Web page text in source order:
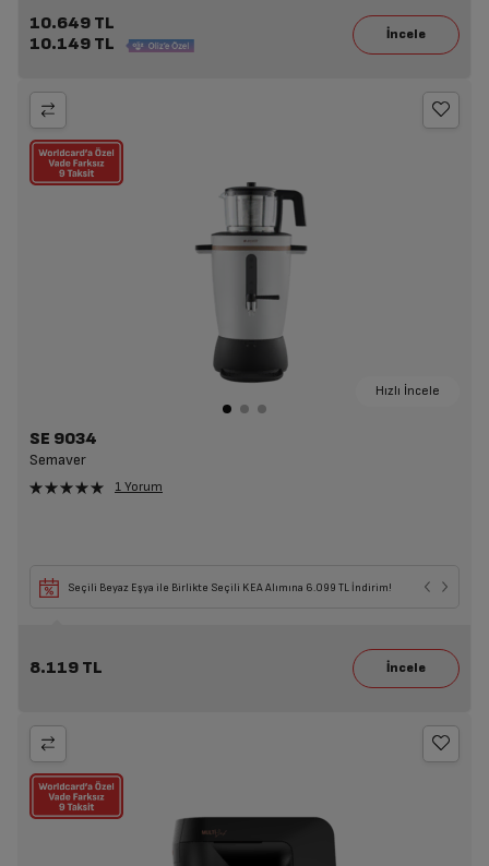
10.649 TL
10.149 TL
Hızlı İncele
SE 9034
Semaver
1 Yorum
Seçili Beyaz Eşya ile Birlikte Seçili KEA Alımına 6.099 TL İndirim!
8.119 TL